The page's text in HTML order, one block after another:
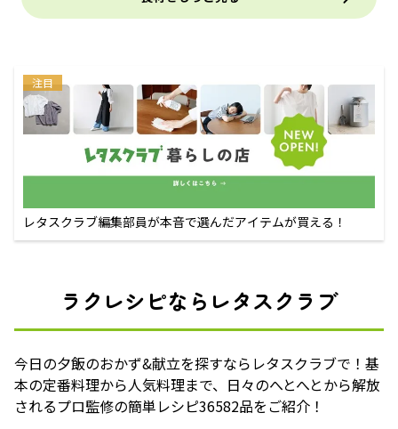
注目
レタスクラブ編集部員が本音で選んだアイテムが買える！
ラクレシピならレタスクラブ
今日の夕飯のおかず&献立を探すならレタスクラブで！基
本の定番料理から人気料理まで、日々のへとへとから解放
されるプロ監修の簡単レシピ36582品をご紹介！